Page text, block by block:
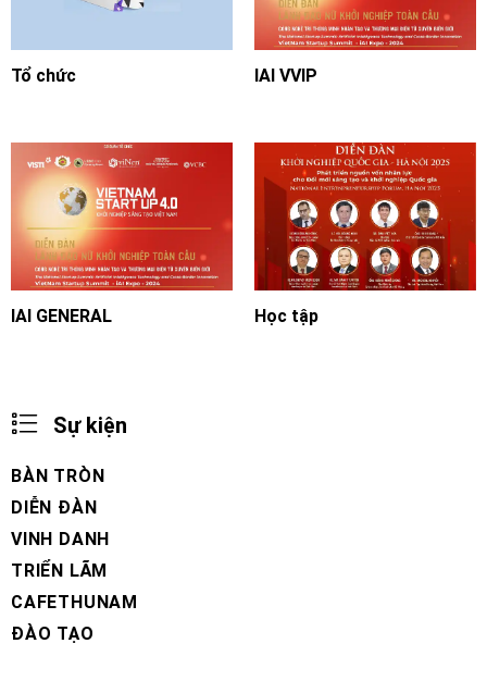
Tổ chức IAI VVIP
IAI GENERAL Học tập
Sự kiện
BÀN TRÒN
DIỄN ĐÀN
VINH DANH
TRIỂN LÃM
CAFETHUNAM
ĐÀO TẠO